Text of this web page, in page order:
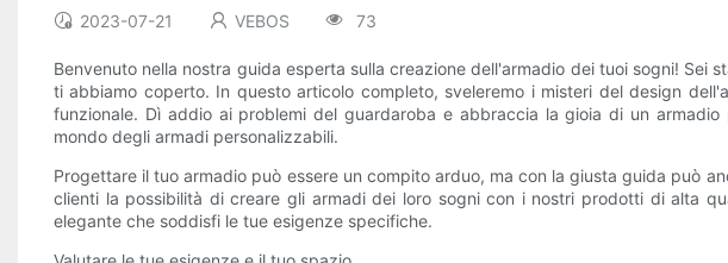
2023-07-21 VEBOS 73
Benvenuto nella nostra guida esperta sulla creazione dell'armadio dei tuoi sogni!
ti abbiamo coperto. In questo articolo completo, sveleremo i misteri del design
funzionale. Dì addio ai problemi del guardaroba e abbraccia la gioia di un
mondo degli armadi personalizzabili.
Progettare il tuo armadio può essere un compito arduo, ma con la giusta guida può
clienti la possibilità di creare gli armadi dei loro sogni con i nostri prodotti di alta
elegante che soddisfi le tue esigenze specifiche.